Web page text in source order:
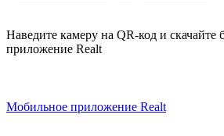
Наведите камеру на QR-код и скачайте
приложение Realt
Мобильное приложение Realt